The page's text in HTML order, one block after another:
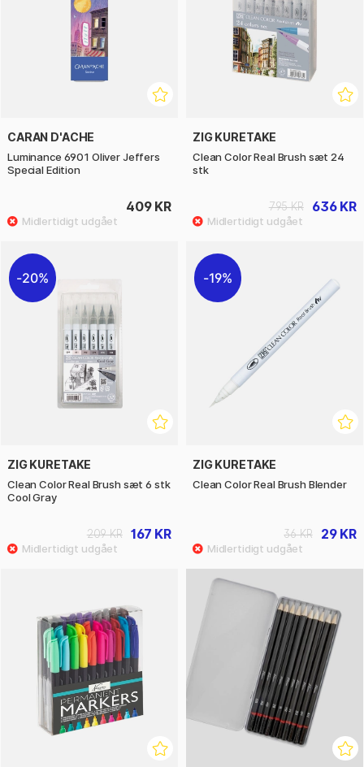
CARAN D'ACHE
Luminance 6901 Oliver Jeffers
Special Edition
409 KR
ZIG KURETAKE
Clean Color Real Brush sæt 24
stk
636 KR
795 KR
20%
ZIG KURETAKE
Clean Color Real Brush sæt 6 stk
Cool Gray
167 KR
209 KR
19%
ZIG KURETAKE
Clean Color Real Brush Blender
29 KR
36 KR